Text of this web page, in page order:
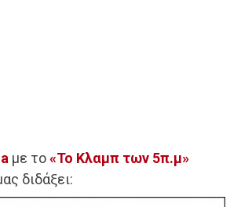
με το«Το Κλαμπ των 5π.μ»
διδάξει: